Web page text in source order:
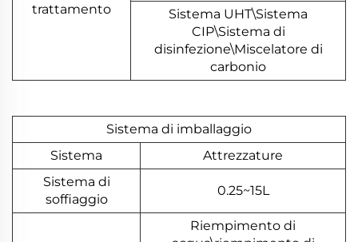
trattamento
Sistema UHT\Sistema
CIP\Sistema di
disinfezione\Miscelatore di
carbonio
Sistema di imballaggio
Sistema
Attrezzature
Sistema di
soffiaggio
0.25~15L
Riempimento di